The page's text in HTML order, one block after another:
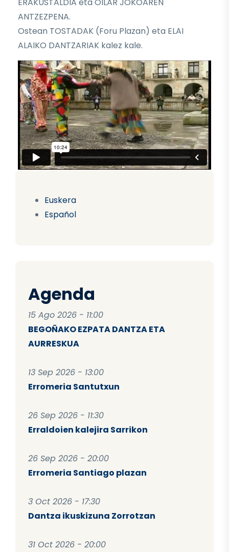
Euskera
Español
Agenda
15 Ago 2026 - 11:00
BEGOÑAKO EZPATA DANTZA ETA
AURRESKUA
13 Sep 2026 - 13:00
Erromeria Santutxun
26 Sep 2026 - 11:30
Erraldoien kalejira Sarrikon
26 Sep 2026 - 20:00
Erromeria Santiago plazan
3 Oct 2026 - 17:30
Dantza ikuskizuna Zorrotzan
31 Oct 2026 - 20:00
ANTZEZPENA.
Ostean TOSTADAK (Foru Plazan) eta ELAI
ALAIKO DANTZARIAK kalez kale.